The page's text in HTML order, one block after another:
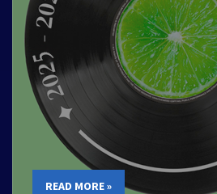
READ MORE »